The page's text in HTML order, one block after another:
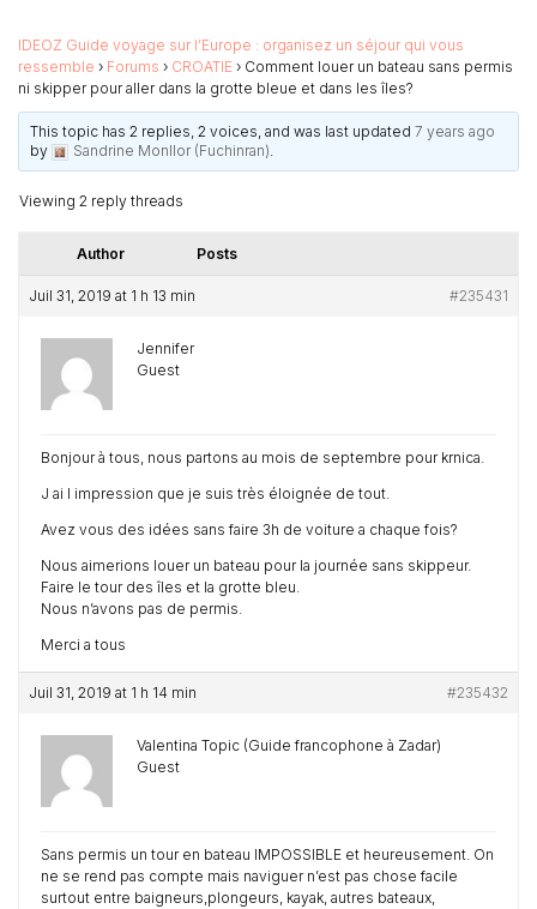
IDEOZ Guide voyage sur l’Europe : organisez un séjour qui vous
ressemble › Forums › CROATIE › Comment louer un bateau sans permis
ni skipper pour aller dans la grotte bleue et dans les îles?
This topic has 2 replies, 2 voices, and was last updated7 years ago
by
Sandrine Monllor (Fuchinran).
Viewing 2 reply threads
Author Posts
Juil 31, 2019 at 1 h 13 min #235431
Jennifer
Guest
Bonjour à tous, nous partons au mois de septembre pour krnica.
J ai l impression que je suis très éloignée de tout.
Avez vous des idées sans faire 3h de voiture a chaque fois?
Nous aimerions louer un bateau pour la journée sans skippeur.
Faire le tour des îles et la grotte bleu.
Nous n’avons pas de permis.
Merci a tous
Juil 31, 2019 at 1 h 14 min #235432
Valentina Topic (Guide francophone à Zadar)
Guest
Sans permis un tour en bateau IMPOSSIBLE et heureusement. On
ne se rend pas compte mais naviguer n’est pas chose facile
surtout entre baigneurs,plongeurs, kayak, autres bateaux,